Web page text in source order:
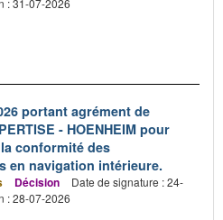
portant agrément de
- HOENHEIM pour
conformité des
en navigation intérieure.
Décision
Date de signature : 24-
: 28-07-2026